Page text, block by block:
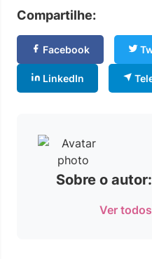
Compartilhe:
Facebook
LinkedIn
Sobre o
Ver